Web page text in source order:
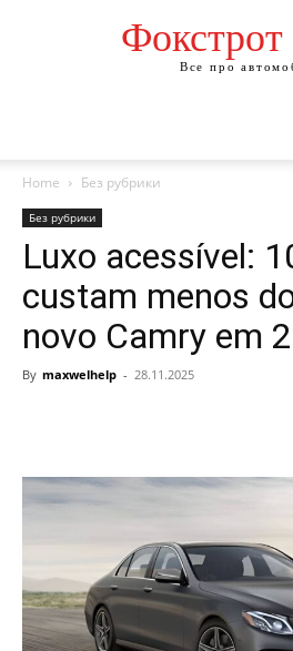
Все про
Home Без рубрики
Без рубрики
Luxo acessível:
custam menos
novo Camry em
By maxwelhelp - 28.11.2025